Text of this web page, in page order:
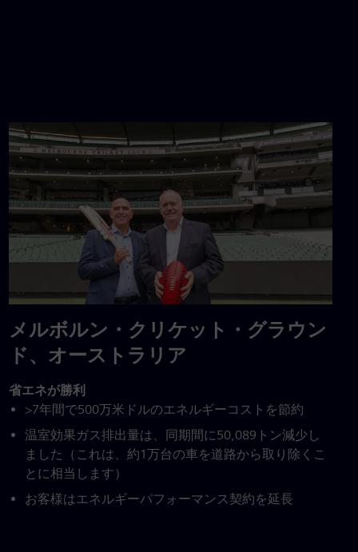
メルボルン・クリケット・グラウン
ド、オーストラリア
省エネが勝利
>7年間で500万米ドルのエネルギーコストを節約
温室効果ガス排出量は、同期間に50,089トン減少し
ました（これは、約1万台の車を道路から取り除くこ
とに相当します）
お客様はエネルギーパフォーマンス契約を延長